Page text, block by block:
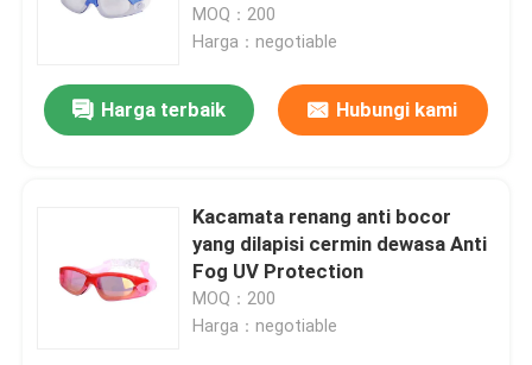
Lembut
MOQ：200
Harga：negotiable
Harga terbaik Hubungi kami
Kacamata renang anti bocor
yang dilapisi cermin dewasa Anti
Fog UV Protection
MOQ：200
Harga：negotiable